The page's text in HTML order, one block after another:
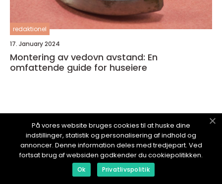
redaktionel
17. January 2024
Montering av vedovn avstand: En
omfattende guide for huseiere
TJENESTEBLOGG.no
På vores website bruges cookies til at huske dine
indstillinger, statistik og personalisering af indhold og
annoncer. Denne information deles med tredjepart. Ved
fortsat brug af websiden godkender du cookiepolitikken.
Ok Privatlivspolitik